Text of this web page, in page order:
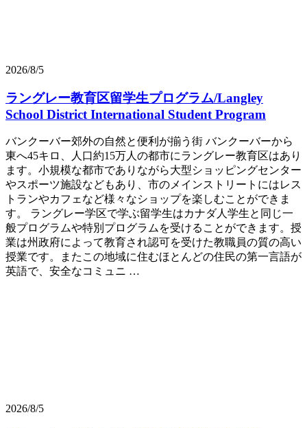
2026/8/5
ラングレー教育区留学生プログラム/Langley
School District International Student Program
バンクーバー郊外の自然と便利が揃う街 バンクーバーから
東へ45キロ、人口約15万人の都市にラングレー教育区はあり
ます。小規模な都市でありながら大型ショッピングセンター
やスポーツ施設などもあり、市のメインストリートにはレス
トランやカフェなど様々なショップを楽しむことができま
す。 ラングレー学区で学ぶ留学生はカナダ人学生と同じ一
般プログラムや特別プログラムを受けることができます。授
業は州政府によって教育され認可を受けた教職員の質の高い
授業です。またこの地域に住むほとんどの住民の第一言語が
英語で、安全なコミュニ …
2026/8/5